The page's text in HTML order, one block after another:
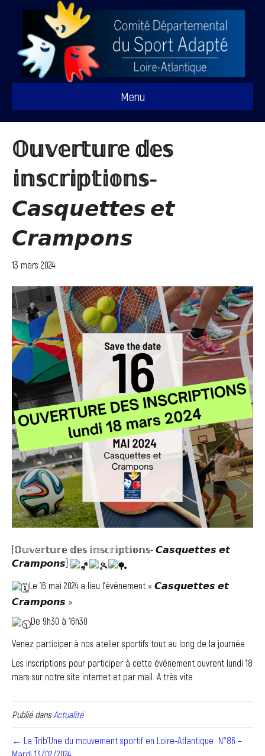
Menu
𝕆𝕦𝕧𝕖𝕣𝕥𝕦𝕣𝕖 𝕕𝕖𝕤
𝕚𝕟𝕤𝕔𝕣𝕚𝕡𝕥𝕚𝕠𝕟𝕤-
𝘾𝙖𝙨𝙦𝙪𝙚𝙩𝙩𝙚𝙨 𝙚𝙩
𝘾𝙧𝙖𝙢𝙥𝙤𝙣𝙨
13 mars 2024
[𝕆𝕦𝕧𝕖𝕣𝕥𝕦𝕣𝕖 𝕕𝕖𝕤 𝕚𝕟𝕤𝕔𝕣𝕚𝕡𝕥𝕚𝕠𝕟𝕤- 𝘾𝙖𝙨𝙦𝙪𝙚𝙩𝙩𝙚𝙨 𝙚𝙩
𝘾𝙧𝙖𝙢𝙥𝙤𝙣𝙨]
Le 16 mai 2024 a lieu l’événement « 𝘾𝙖𝙨𝙦𝙪𝙚𝙩𝙩𝙚𝙨 𝙚𝙩
𝘾𝙧𝙖𝙢𝙥𝙤𝙣𝙨 »
De 9h30 à 16h30
Venez participer à nos atelier sportifs tout au long de la journée
Les inscriptions pour participer à cette événement ouvrent lundi 18
mars sur notre site internet et par mail. A très vite
Publié dansActualité
← La Trib’Une du mouvement sportif en Loire-Atlantique N°86 –
Mardi 13/02/2024